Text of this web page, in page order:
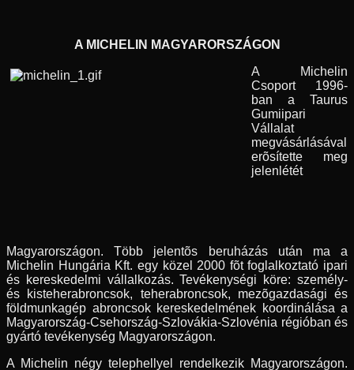
A MICHELIN MAGYARORSZÁGON
A Michelin
Csoport 1996-
ban a Taurus
Gumiipari
Vállalat
megvásárlásával
erõsítette meg
jelenlétét
Magyarországon. Több jelentõs beruházás után ma a
Michelin Hungária Kft. egy közel 2000 fõt foglalkoztató ipari
és kereskedelmi vállalkozás. Tevékenységi köre: személy-
és kisteherabroncsok, teherabroncsok, mezõgazdasági és
földmunkagép abroncsok kereskedelmének koordinálása a
Magyarország-Csehország-Szlovákia-Szlovénia régióban és
gyártó tevékenység Magyarországon.
A Michelin négy telephellyel rendelkezik Magyarországon.